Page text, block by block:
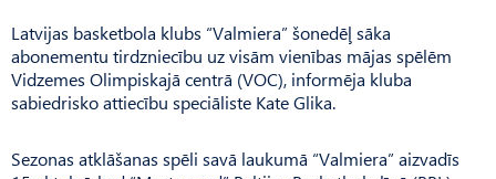
Latvijas basketbola klubs “Valmiera” šonedēļ sāka
abonementu tirdzniecību uz visām vienības mājas spēlēm
Vidzemes Olimpiskajā centrā (VOC), informēja kluba
sabiedrisko attiecību speciāliste Kate Glika.
Sezonas atklāšanas spēli savā laukumā “Valmiera” aizvadīs